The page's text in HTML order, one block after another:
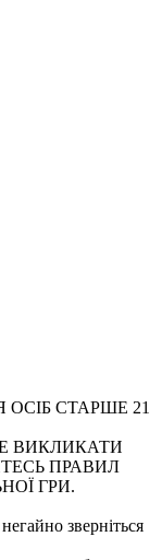
СТАРШЕ 21
ВИКЛИКАТИ
ПРАВИЛ
ГРИ.
зверніться